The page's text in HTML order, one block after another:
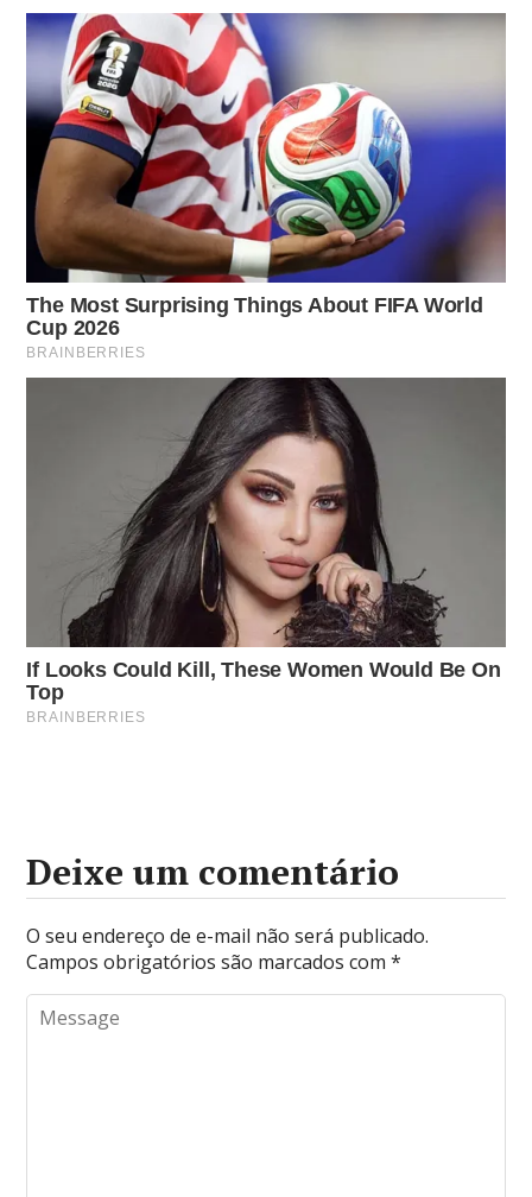
Deixe um comentário
O seu endereço de e-mail não será publicado.
Campos obrigatórios são marcados com*